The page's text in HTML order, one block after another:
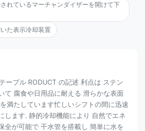
れているマーチャンダイザーを開けて下
た表示冷却装置
ーブル RODUCT の記述 利点は ステン
て 腐食や日用品に耐える 滑らかな表面
満たしています忙しいシフトの間に迅速
します. 静的冷却機能により 自然でエネ
全が可能で 干水管を搭載し 簡単に水を